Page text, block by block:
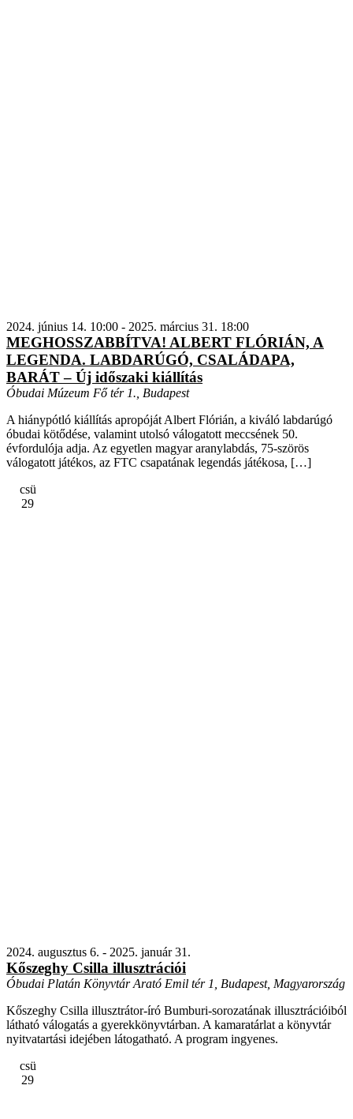
2024. június 14. 10:00 - 2025. március 31. 18:00
MEGHOSSZABBÍTVA! ALBERT FLÓRIÁN, A
LEGENDA. LABDARÚGÓ, CSALÁDAPA,
BARÁT – Új időszaki kiállítás
Óbudai Múzeum Fő tér 1., Budapest
A hiánypótló kiállítás apropóját Albert Flórián, a kiváló labdarúgó
óbudai kötődése, valamint utolsó válogatott meccsének 50.
évfordulója adja. Az egyetlen magyar aranylabdás, 75-szörös
válogatott játékos, az FTC csapatának legendás játékosa, […]
csü
29
2024. augusztus 6. - 2025. január 31.
Kőszeghy Csilla illusztrációi
Óbudai Platán KönyvtárArató Emil tér 1, Budapest, Magyarország
Kőszeghy Csilla illusztrátor-író Bumburi-sorozatának illusztrációiból
látható válogatás a gyerekkönyvtárban. A kamaratárlat a könyvtár
nyitvatartási idejében látogatható. A program ingyenes.
csü
29